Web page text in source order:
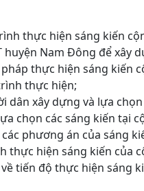
thực hiện sáng kiến
huyện Nam Đông để xây
thực hiện sáng kiến
thực hiện;
dân xây dựng và lựa
chọn các sáng kiến tại
phương án của sáng
thực hiện sáng kiến của
tiến độ thực hiện sáng